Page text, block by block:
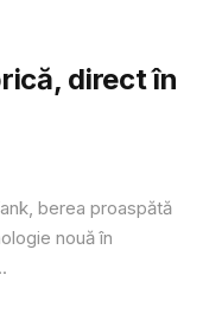
direct în
berea proaspătă
nouă în